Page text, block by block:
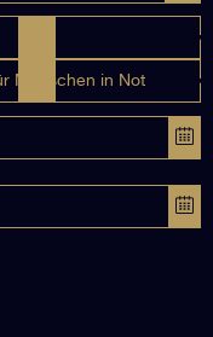
Menschen in Not